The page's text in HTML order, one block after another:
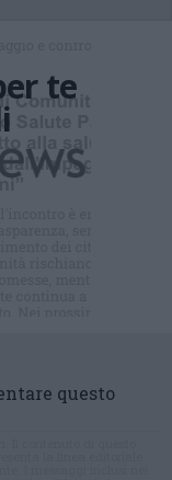
te
questo